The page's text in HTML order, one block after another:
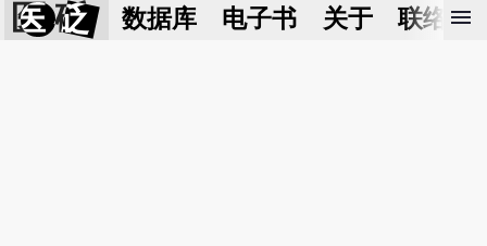
医 砭 数据库 电子书 关于 联络我
menu